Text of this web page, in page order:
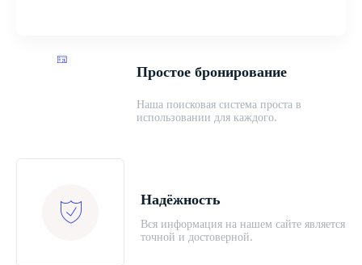
Простое бронирование
Наша поисковая система проста в
использовании для каждого.
Надёжность
Вся информация на нашем сайте является
точной и достоверной.